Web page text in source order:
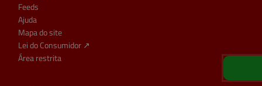
Feeds
Ajuda
Mapa do site
Lei do Consumidor ↗
Área restrita